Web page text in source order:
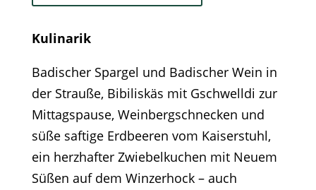
Kulinarik
Badischer Spargel und Badischer Wein in
der Strauße, Bibiliskäs mit Gschwelldi zur
Mittagspause, Weinbergschnecken und
süße saftige Erdbeeren vom Kaiserstuhl,
ein herzhafter Zwiebelkuchen mit Neuem
Süßen auf dem Winzerhock – auch